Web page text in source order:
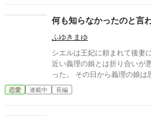
何も知らなかったのと言
ふゆきまゆ
シエルは王妃に頼まれて後妻
近い義理の娘とは折り合いが
った。 その日から義理の娘
どれ程支えられていたのかを。 ●貴族の事情と現代の事情って違
うよねとふと思いついた話で
恋愛 連載中 長編